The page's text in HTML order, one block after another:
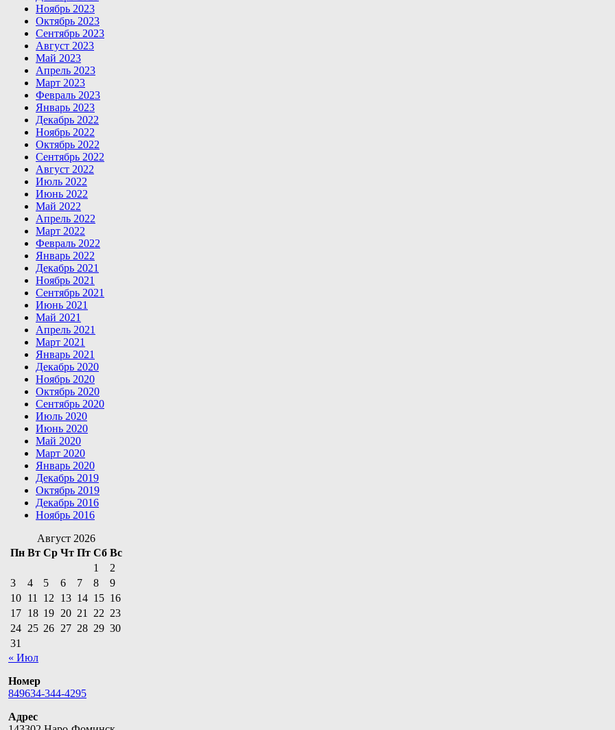
Ноябрь 2023
Октябрь 2023
Сентябрь 2023
Август 2023
Май 2023
Апрель 2023
Март 2023
Февраль 2023
Январь 2023
Декабрь 2022
Ноябрь 2022
Октябрь 2022
Сентябрь 2022
Август 2022
Июль 2022
Июнь 2022
Май 2022
Апрель 2022
Март 2022
Февраль 2022
Январь 2022
Декабрь 2021
Ноябрь 2021
Сентябрь 2021
Июнь 2021
Май 2021
Апрель 2021
Март 2021
Январь 2021
Декабрь 2020
Ноябрь 2020
Октябрь 2020
Сентябрь 2020
Июль 2020
Июнь 2020
Май 2020
Март 2020
Январь 2020
Декабрь 2019
Октябрь 2019
Декабрь 2016
Ноябрь 2016
Август 2026
Пн Вт Ср Чт Пт Сб Вс
1
2
3
4 5 6 7 8
9
10 11 12 13 14 15 16
17 18 19 20 21 22 23
24 25 26 27 28 29 30
31
« Июл
Номер
849634-344-4295
Адрес